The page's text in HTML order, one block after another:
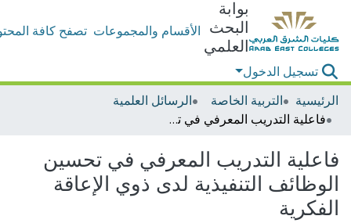
بوابة
البحث
العلمي
الأقسام والمجموعات تصفح كافة
تسجيل الدخول
الرئيسية
التربية الخاصة
الرسائل العلمية
فاعلية التدريب المعرفي في تحسين الوظائف التنفيذية لدى ذوي الإعاقة الفكرية
فاعلية التدريب المعرفي في تحسين
الوظائف التنفيذية لدى ذوي الإعاقة
الفكرية